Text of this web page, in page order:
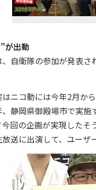
が出動
自衛隊の参加が発表
ニコ動には今年2月か
静岡県御殿場市で実
回の企画が実現した
送に出演して、ユーザ